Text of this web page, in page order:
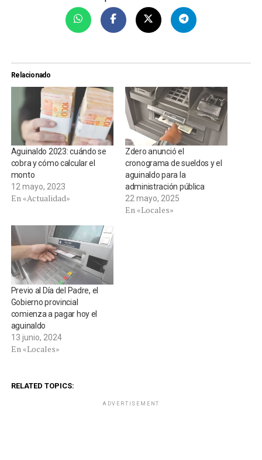
Relacionado
Aguinaldo 2023: cuándo se
cobra y cómo calcular el
monto
12 mayo, 2023
En «Actualidad»
Zdero anunció el
cronograma de sueldos y el
aguinaldo para la
administración pública
22 mayo, 2025
En «Locales»
Previo al Día del Padre, el
Gobierno provincial
comienza a pagar hoy el
aguinaldo
13 junio, 2024
En «Locales»
RELATED TOPICS:
ADVERTISEMENT